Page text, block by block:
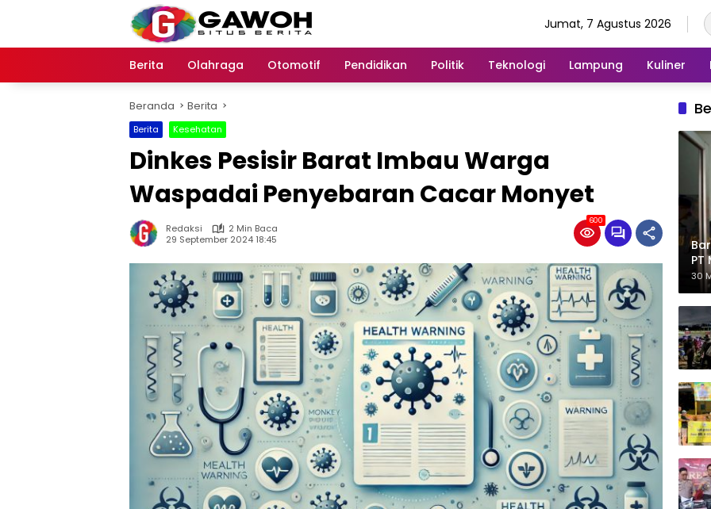
Jumat, 7 Agustus 2026
Berita Olahraga Otomotif Pendidikan Politik Teknologi Lampung Kuliner
Beranda Berita
Berita Kesehatan
Dinkes Pesisir Barat Imbau Warga
Waspadai Penyebaran Cacar Monyet
Redaksi
2 Min Baca
29 September 2024 18:45
600
PT
30